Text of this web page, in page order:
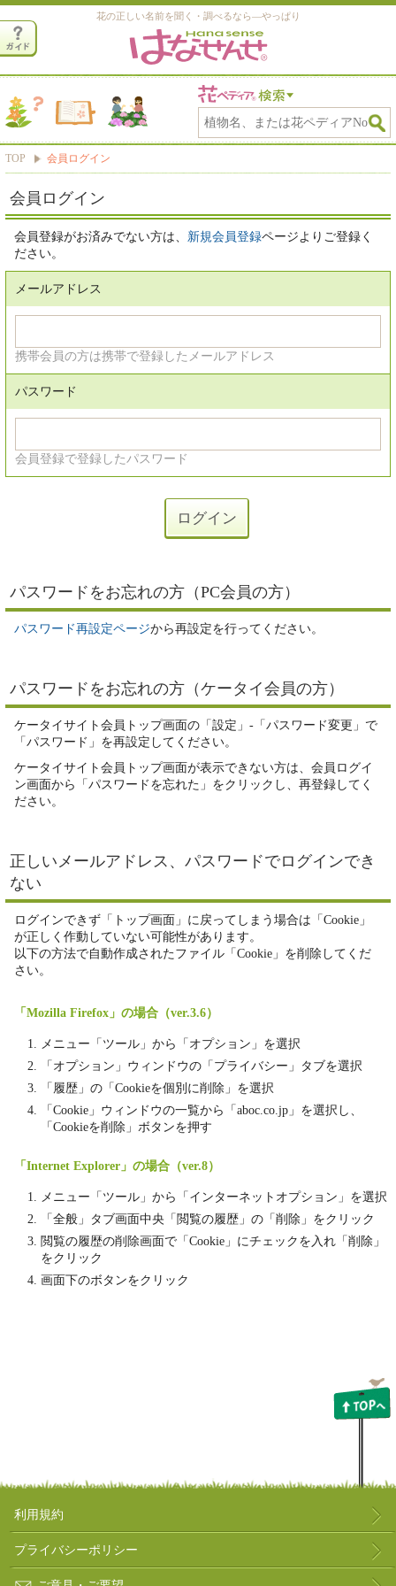
花の正しい名前を聞く・調べるなら―やっぱり
TOP 会員ログイン
会員ログイン
会員登録がお済みでない方は、 新規会員登録ページよりご登録く
ださい。
メールアドレス
携帯会員の方は携帯で登録したメールアドレス
パスワード
会員登録で登録したパスワード
パスワードをお忘れの方（PC会員の方）
パスワード再設定ページから再設定を行ってください。
パスワードをお忘れの方（ケータイ会員の方）
ケータイサイト会員トップ画面の「設定」-「パスワード変更」で
「パスワード」を再設定してください。
ケータイサイト会員トップ画面が表示できない方は、会員ログイ
ン画面から「パスワードを忘れた」をクリックし、再登録してく
ださい。
正しいメールアドレス、パスワードでログインでき
ない
ログインできず「トップ画面」に戻ってしまう場合は「Cookie」
が正しく作動していない可能性があります。
以下の方法で自動作成されたファイル「Cookie」を削除してくだ
さい。
「Mozilla Firefox」の場合（ver.3.6）
メニュー「ツール」から「オプション」を選択
「オプション」ウィンドウの「プライバシー」タブを選択
「履歴」の「Cookieを個別に削除」を選択
「Cookie」ウィンドウの一覧から「aboc.co.jp」を選択し、
「Cookieを削除」ボタンを押す
「Internet Explorer」の場合（ver.8）
メニュー「ツール」から「インターネットオプション」を選択
「全般」タブ画面中央「閲覧の履歴」の「削除」をクリック
閲覧の履歴の削除画面で「Cookie」にチェックを入れ「削除」
をクリック
画面下のボタンをクリック
利用規約
プライバシーポリシー